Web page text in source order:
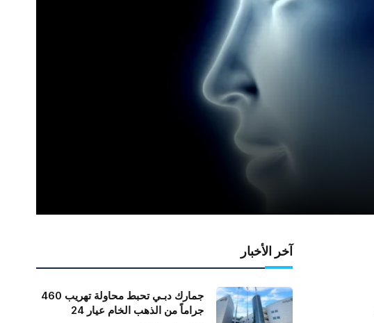
آخر الأخبار
جمارك دبـي تحبط محاولة تهريب 460
جراماً من الذهب الخام عيار 24